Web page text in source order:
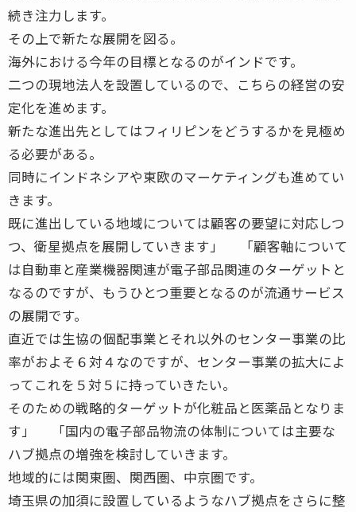
続き注力します。
その上で新たな展開を図る。
海外における今年の目標となるのがインドです。
二つの現地法人を設置しているので、こちらの経営の安
定化を進めます。
新たな進出先としてはフィリピンをどうするかを見極め
る必要がある。
同時にインドネシアや東欧のマーケティングも進めてい
きます。
既に進出している地域については顧客の要望に対応しつ
つ、衛星拠点を展開していきます」 「顧客軸について
は自動車と産業機器関連が電子部品関連のターゲットと
なるのですが、もうひとつ重要となるのが流通サービス
の展開です。
直近では生協の個配事業とそれ以外のセンター事業の比
率がおよそ６対４なのですが、センター事業の拡大によ
ってこれを５対５に持っていきたい。
そのための戦略的ターゲットが化粧品と医薬品となりま
す」 「国内の電子部品物流の体制については主要な
ハブ拠点の増強を検討していきます。
地域的には関東圏、関西圏、中京圏です。
埼玉県の加須に設置しているようなハブ拠点をさらに整